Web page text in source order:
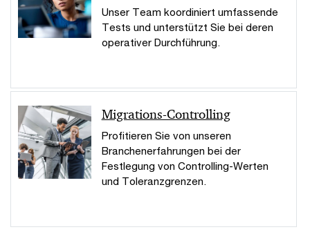
Unser Team koordiniert umfassende
Tests und unterstützt Sie bei deren
operativer Durchführung.
Migrations-Controlling
Profitieren Sie von unseren
Branchenerfahrungen bei der
Festlegung von Controlling-Werten
und Toleranzgrenzen.